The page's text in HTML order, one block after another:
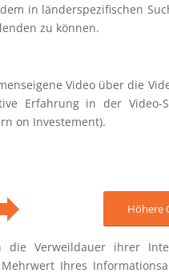
in länderspezifischen
zu können.
Video über die
Erfahrung in der Video-
on Investement).
Höhere
Verweildauer ihrer
Ihres